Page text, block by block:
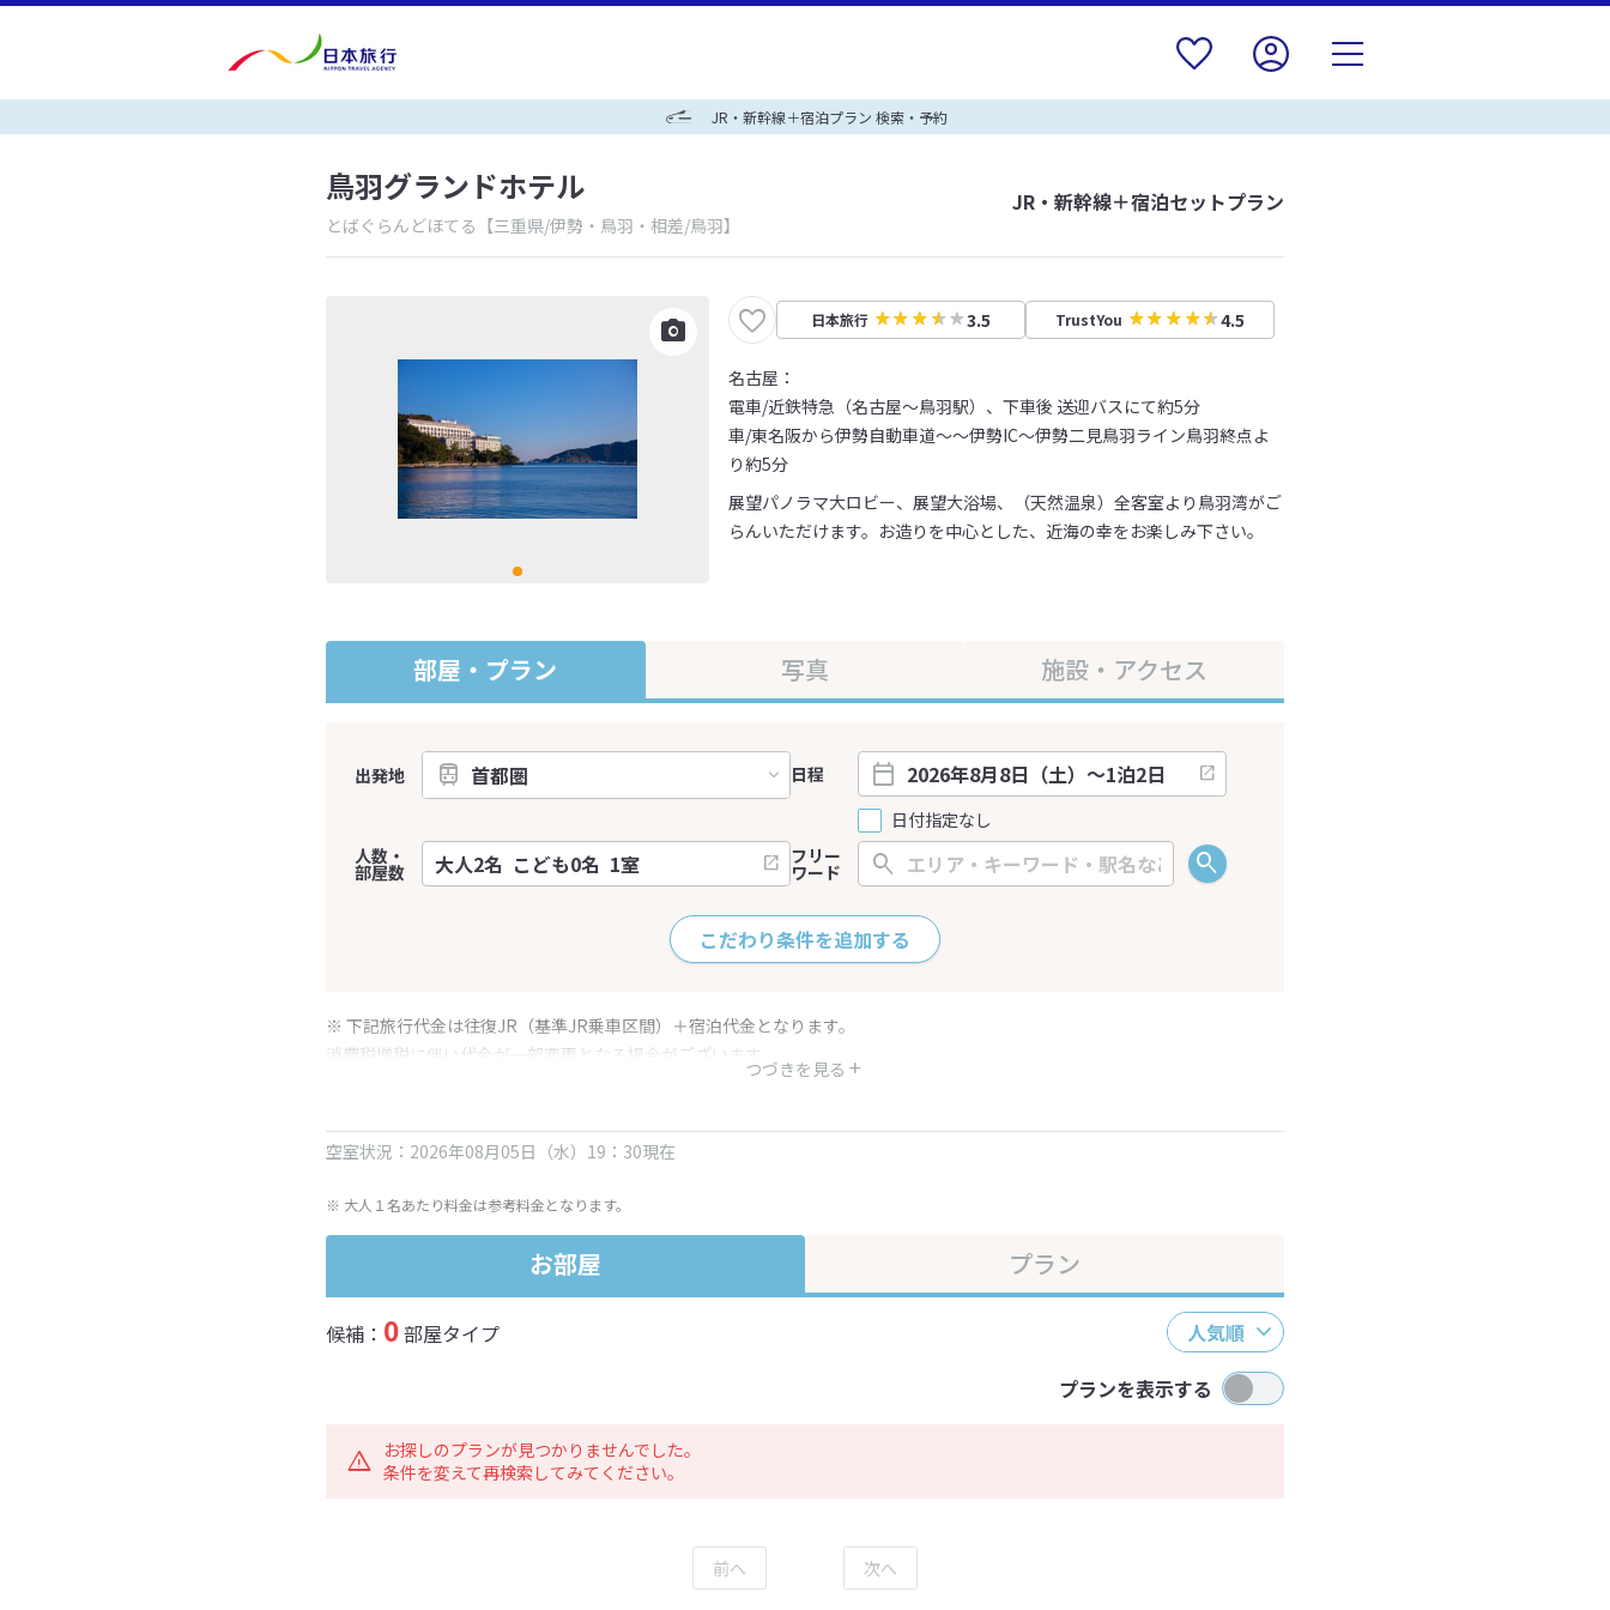
JR・新幹線＋宿泊プラン 検索・予約
鳥羽グランドホテル
とばぐらんどほてる 【三重県/伊勢・鳥羽・相差/鳥羽】
JR・新幹線＋宿泊セットプラン
日本旅行 3.5 TrustYou 4.5
名古屋：
電車/近鉄特急（名古屋～鳥羽駅）、下車後 送迎バスにて約5分
車/東名阪から伊勢自動車道～～伊勢IC～伊勢二見鳥羽ライン鳥羽終点よ
り約5分
展望パノラマ大ロビー、展望大浴場、（天然温泉）全客室より鳥羽湾がご
らんいただけます。お造りを中心とした、近海の幸をお楽しみ下さい。
部屋・プラン 写真 施設・アクセス
出発地
日程
日付指定なし
人数・
部屋数
フリー
ワード
こだわり条件を追加する
つづきを見る
※ 下記旅行代金は往復JR（基準JR乗車区間）＋宿泊代金となります。
消費税増税に伴い代金が一部変更となる場合がございます。
※ 表示されている旅行代金・プラン内容は一定時間ごとに更新されます。最終確認画面でご確認ください。
空室状況：2026年08月05日（水）19：30現在
※ 大人１名あたり料金は参考料金となります。
お部屋 プラン
候補： 0部屋タイプ
人気順
プランを表示する
お探しのプランが見つかりませんでした。
条件を変えて再検索してみてください。